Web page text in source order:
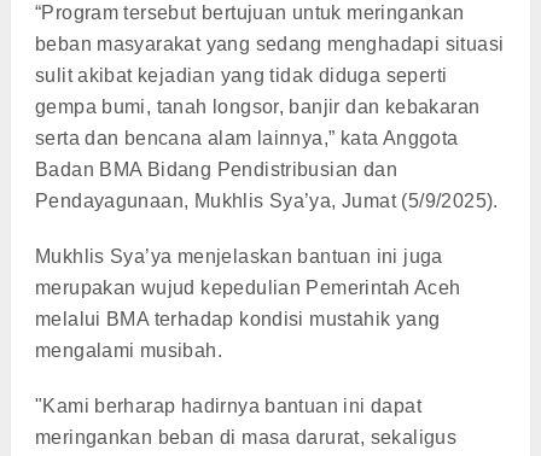
“Program tersebut bertujuan untuk meringankan
beban masyarakat yang sedang menghadapi situasi
sulit akibat kejadian yang tidak diduga seperti
gempa bumi, tanah longsor, banjir dan kebakaran
serta dan bencana alam lainnya,” kata Anggota
Badan BMA Bidang Pendistribusian dan
Pendayagunaan, Mukhlis Sya’ya, Jumat (5/9/2025).
Mukhlis Sya’ya menjelaskan bantuan ini juga
merupakan wujud kepedulian Pemerintah Aceh
melalui BMA terhadap kondisi mustahik yang
mengalami musibah.
"Kami berharap hadirnya bantuan ini dapat
meringankan beban di masa darurat, sekaligus